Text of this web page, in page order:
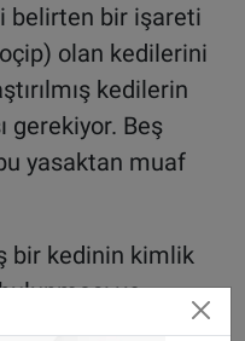
belirten bir işareti
olan kedilerini
kedilerin
gerekiyor. Beş
yasaktan muaf
bir kedinin kimlik
ve